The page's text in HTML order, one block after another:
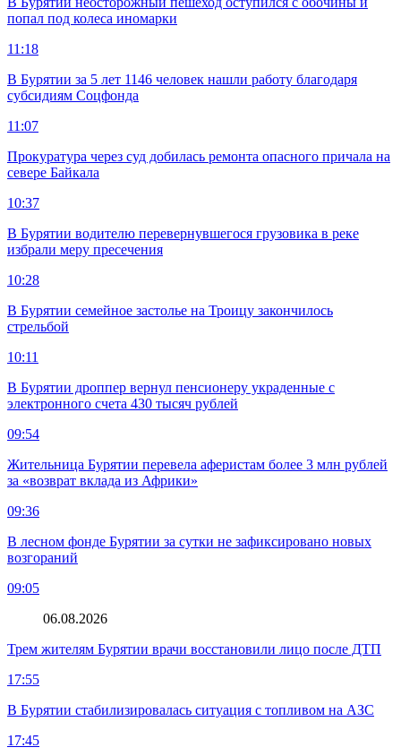
попал под колеса иномарки
11:18
В Бурятии за 5 лет 1146 человек нашли работу благодаря
субсидиям Соцфонда
11:07
Прокуратура через суд добилась ремонта опасного причала на
севере Байкала
10:37
В Бурятии водителю перевернувшегося грузовика в реке
избрали меру пресечения
10:28
В Бурятии семейное застолье на Троицу закончилось
стрельбой
10:11
В Бурятии дроппер вернул пенсионеру украденные с
электронного счета 430 тысяч рублей
09:54
Жительница Бурятии перевела аферистам более 3 млн рублей
за «возврат вклада из Африки»
09:36
В лесном фонде Бурятии за сутки не зафиксировано новых
возгораний
09:05
06.08.2026
Трем жителям Бурятии врачи восстановили лицо после ДТП
17:55
В Бурятии стабилизировалась ситуация с топливом на АЗС
17:45